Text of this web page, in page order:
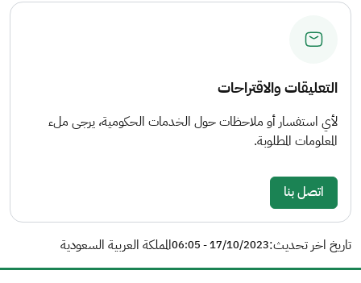
التعليقات والاقتراحات
لأي استفسار أو ملاحظات حول الخدمات الحكومية، يرجى ملء
المعلومات المطلوبة.
اتصل بنا
تاريخ اخر تحديث:17/10/2023 - 06:05 المملكة العربية السعودية